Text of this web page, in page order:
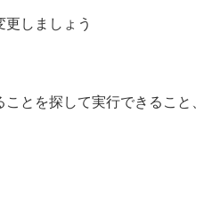
更しましょう
ことを探して実行できること、